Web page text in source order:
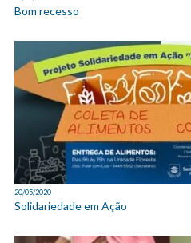
Bom recesso
20/05/2020
Solidariedade em Ação